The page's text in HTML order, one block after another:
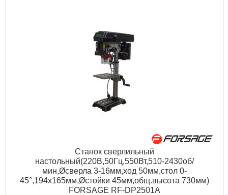
Станок сверлильный
настольный(220В,50Гц,550Вт,510-2430об/
мин,Øсверла 3-16мм,ход 50мм,стол 0-
45°,194х165мм,Øстойки 45мм,общ.высота 730мм)
FORSAGE RF-DP2501A